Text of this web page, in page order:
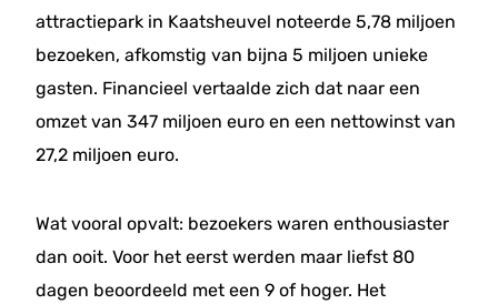
attractiepark in Kaatsheuvel noteerde 5,78 miljoen
bezoeken, afkomstig van bijna 5 miljoen unieke
gasten. Financieel vertaalde zich dat naar een
omzet van 347 miljoen euro en een nettowinst van
27,2 miljoen euro.
Wat vooral opvalt: bezoekers waren enthousiaster
dan ooit. Voor het eerst werden maar liefst 80
dagen beoordeeld met een 9 of hoger. Het